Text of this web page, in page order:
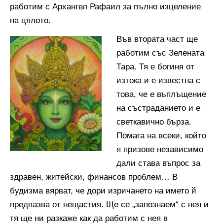
работим с Архангел Рафаил за пълно изцеление
на цялото.
Във втората част ще
работим със Зелената
Тара. Тя е богиня от
изтока и е известна с
това, че е въплъщение
на състраданието и е
светкавично бърза.
Помага на всеки, който
я призове независимо
дали става въпрос за
здравен, житейски, финансов проблем… В
будизма вярват, че дори изричането на името й
предпазва от нещастия. Ще се „запознаем“ с нея и
тя ще ни разкаже как да работим с нея в